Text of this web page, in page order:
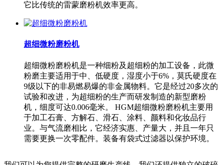
它比传统的雷蒙磨粉机效率更高。
超细微粉磨粉机
超细微粉磨粉机是一种细粉及超细粉的加工设备，此微
粉磨主要适用于中、低硬度，湿度小于6%，莫氏硬度在
9级以下的非易燃易爆的非金属物料。它是经过20多次的
试验和改进，为超细粉的生产而研发制造的新型磨粉
机，细度可达0.006毫米。 HGM超细微粉磨粉机主要用
于加工石膏、方解石、滑石、涂料、颜料和化妆品行
业。与气流磨相比，它经济实惠、产量大，并且一年只
需要更换一次零配件。装备有袋式过滤器以保护环境。